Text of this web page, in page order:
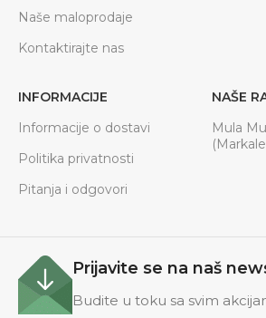
Naše maloprodaje
Kontaktirajte nas
INFORMACIJE
Informacije o dostavi
Politika privatnosti
Pitanja i odgovori
NAŠE
Mula
Prijavite se na naš
Budite u toku sa svim